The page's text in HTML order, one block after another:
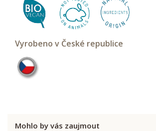
Vyrobeno v České republice
Mohlo by vás zaujmout